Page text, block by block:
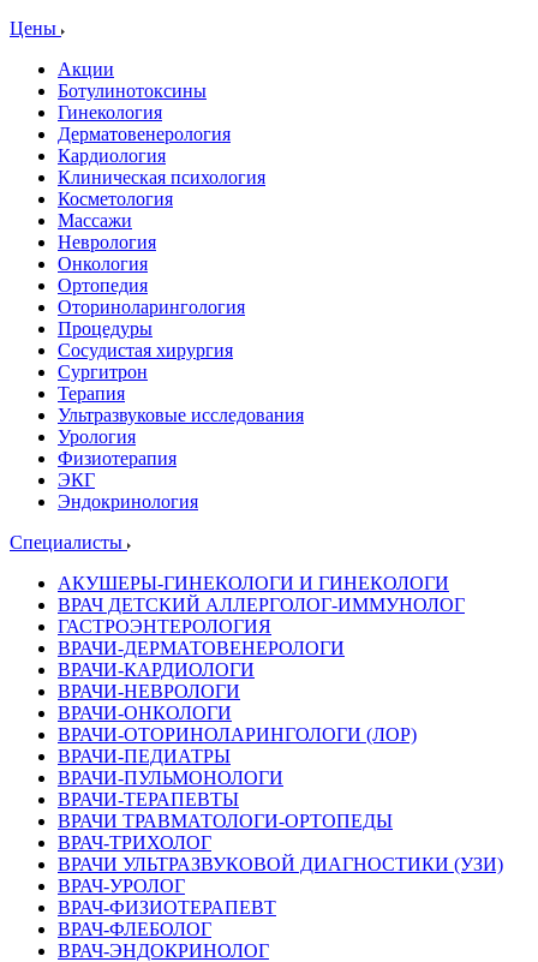
Цены
Акции
Ботулинотоксины
Гинекология
Дерматовенерология
Кардиология
Клиническая психология
Косметология
Массажи
Неврология
Онкология
Ортопедия
Оториноларингология
Процедуры
Сосудистая хирургия
Сургитрон
Терапия
Ультразвуковые исследования
Урология
Физиотерапия
ЭКГ
Эндокринология
Специалисты
АКУШЕРЫ-ГИНЕКОЛОГИ И ГИНЕКОЛОГИ
ВРАЧ ДЕТСКИЙ АЛЛЕРГОЛОГ-ИММУНОЛОГ
ГАСТРОЭНТЕРОЛОГИЯ
ВРАЧИ-ДЕРМАТОВЕНЕРОЛОГИ
ВРАЧИ-КАРДИОЛОГИ
ВРАЧИ-НЕВРОЛОГИ
ВРАЧИ-ОНКОЛОГИ
ВРАЧИ-ОТОРИНОЛАРИНГОЛОГИ (ЛОР)
ВРАЧИ-ПЕДИАТРЫ
ВРАЧИ-ПУЛЬМОНОЛОГИ
ВРАЧИ-ТЕРАПЕВТЫ
ВРАЧИ ТРАВМАТОЛОГИ-ОРТОПЕДЫ
ВРАЧ-ТРИХОЛОГ
ВРАЧИ УЛЬТРАЗВУКОВОЙ ДИАГНОСТИКИ (УЗИ)
ВРАЧ-УРОЛОГ
ВРАЧ-ФИЗИОТЕРАПЕВТ
ВРАЧ-ФЛЕБОЛОГ
ВРАЧ-ЭНДОКРИНОЛОГ